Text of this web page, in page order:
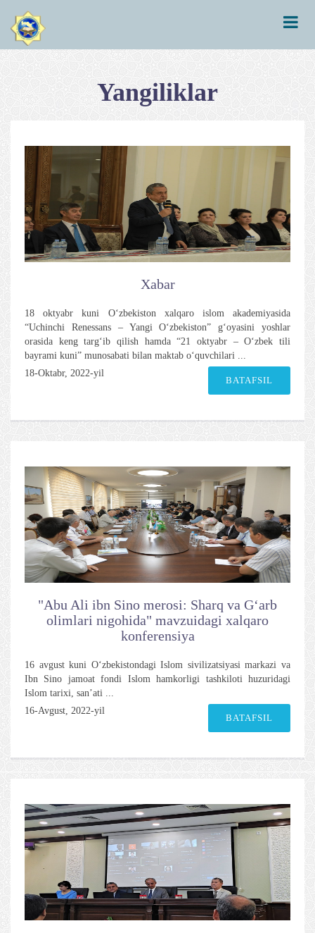
Yangiliklar
Xabar
18 oktyabr kuni O‘zbekiston xalqaro islom akademiyasida
“Uchinchi Renessans – Yangi O‘zbekiston” g‘oyasini yoshlar
orasida keng targ‘ib qilish hamda “21 oktyabr – O‘zbek tili
bayrami kuni” munosabati bilan maktab o‘quvchilari ...
18-Oktabr, 2022-yil
BATAFSIL
"Abu Ali ibn Sino merosi: Sharq va G‘arb
olimlari nigohida" mavzuidagi xalqaro
konferensiya
16 avgust kuni O‘zbekistondagi Islom sivilizatsiyasi markazi va
Ibn Sino jamoat fondi Islom hamkorligi tashkiloti huzuridagi
Islom tarixi, san’ati ...
16-Avgust, 2022-yil
BATAFSIL